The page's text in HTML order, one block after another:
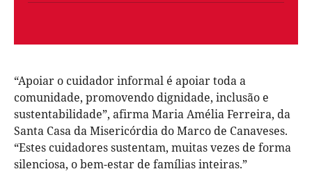
“Apoiar o cuidador informal é apoiar toda a
comunidade, promovendo dignidade, inclusão e
sustentabilidade”, afirma Maria Amélia Ferreira, da
Santa Casa da Misericórdia do Marco de Canaveses.
“Estes cuidadores sustentam, muitas vezes de forma
silenciosa, o bem-estar de famílias inteiras.”